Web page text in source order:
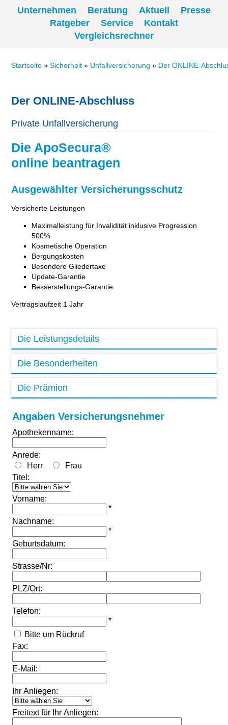
Unternehmen Beratung Aktuell
Presse
Ratgeber
Service
Kontakt
Vergleichsrechner
Startseite »Sicherheit » Unfallversicherung » Der ONLINE-
Der ONLINE-Abschluss
Private Unfallversicherung
Die ApoSecura®
online beantragen
Ausgewählter Versicherungsschutz
Versicherte Leistungen
Maximalleistung für Invalidität inklusive Progression
500%
Kosmetische Operation
Bergungskosten
Besondere Gliedertaxe
Update-Garantie
Besserstellungs-Garantie
Vertragslaufzeit 1 Jahr
Die Leistungsdetails
Die Besonderheiten
Die Prämien
Angaben Versicherungsnehmer
Apothekenname:
Anrede:
Herr
Frau
Titel:
Vorname:
*
Nachname:
*
Geburtsdatum:
Strasse/Nr:
PLZ/Ort:
Telefon:
*
Bitte um Rückruf
Fax:
E-Mail:
Ihr Anliegen:
Freitext für Ihr Anliegen: